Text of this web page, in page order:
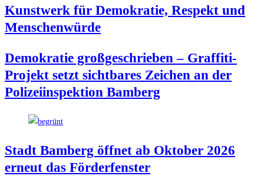
Kunst­werk für Demo­kra­tie, Respekt und
Menschenwürde
Demo­kra­tie groß­ge­schrie­ben – Graf­fi­ti-
Pro­jekt setzt sicht­ba­res Zei­chen an der
Poli­zei­in­spek­ti­on Bamberg
Stadt Bam­berg öff­net ab Okto­ber 2026
erneut das Förderfenster